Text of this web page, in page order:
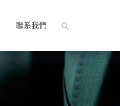
聯系我們